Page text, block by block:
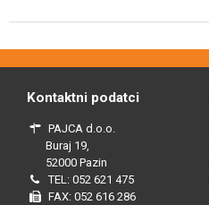
Kontaktni podatci
PAJCA d.o.o.
Buraj 19,
52000 Pazin
TEL: 052 621 475
FAX: 052 616 286